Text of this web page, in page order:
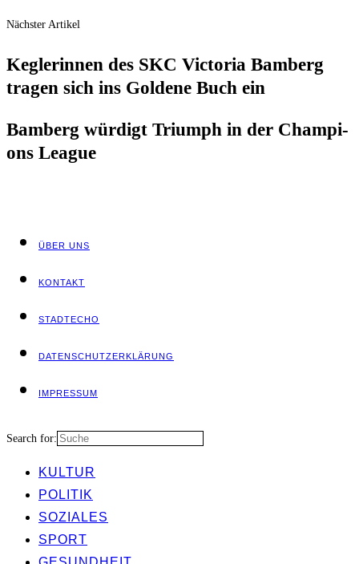
Nächster Artikel
Keg­le­rin­nen des SKC Vic­to­ria Bam­berg
tra­gen sich ins Gol­de­ne Buch ein
Bam­berg wür­digt Tri­umph in der Cham­pi­
ons League
ÜBER UNS
KON­TAKT
STADT­ECHO
DATEN­SCHUTZ­ER­KLÄ­RUNG
IMPRES­SUM
Search for:
KUL­TUR
POLI­TIK
SOZIA­LES
SPORT